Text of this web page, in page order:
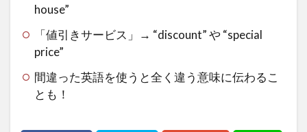
house”
「値引きサービス」→ “discount” や “special
price”
間違った英語を使うと全く違う意味に伝わるこ
とも！